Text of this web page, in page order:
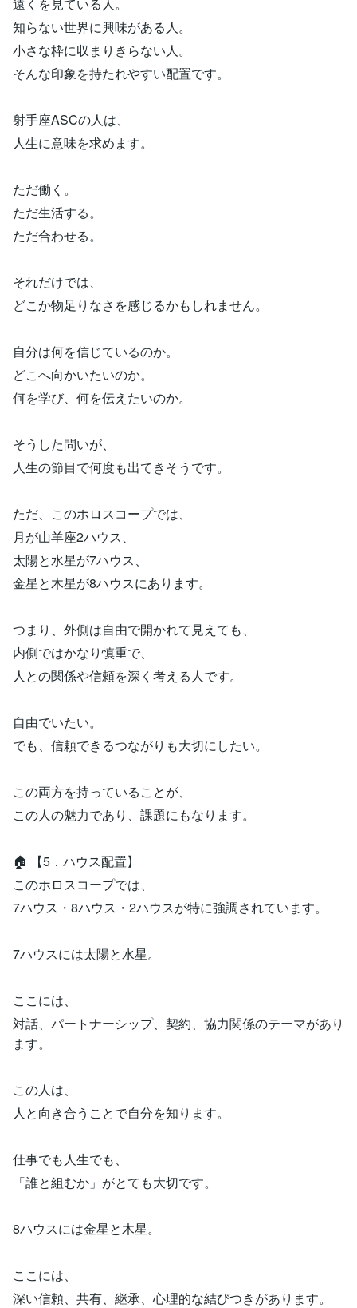
知らない世界に興味がある人。
小さな枠に収まりきらない人。
そんな印象を持たれやすい配置です。
射手座ASCの人は、
人生に意味を求めます。
ただ働く。
ただ生活する。
ただ合わせる。
それだけでは、
どこか物足りなさを感じるかもしれません。
自分は何を信じているのか。
どこへ向かいたいのか。
何を学び、何を伝えたいのか。
そうした問いが、
人生の節目で何度も出てきそうです。
ただ、このホロスコープでは、
月が山羊座2ハウス、
太陽と水星が7ハウス、
金星と木星が8ハウスにあります。
つまり、外側は自由で開かれて見えても、
内側ではかなり慎重で、
人との関係や信頼を深く考える人です。
自由でいたい。
でも、信頼できるつながりも大切にしたい。
この両方を持っていることが、
この人の魅力であり、課題にもなります。
🏠 【5．ハウス配置】
このホロスコープでは、
7ハウス・8ハウス・2ハウスが特に強調されています。
7ハウスには太陽と水星。
ここには、
対話、パートナーシップ、契約、協力関係のテーマがあり
ます。
この人は、
人と向き合うことで自分を知ります。
仕事でも人生でも、
「誰と組むか」がとても大切です。
8ハウスには金星と木星。
ここには、
深い信頼、共有、継承、心理的な結びつきがあります。